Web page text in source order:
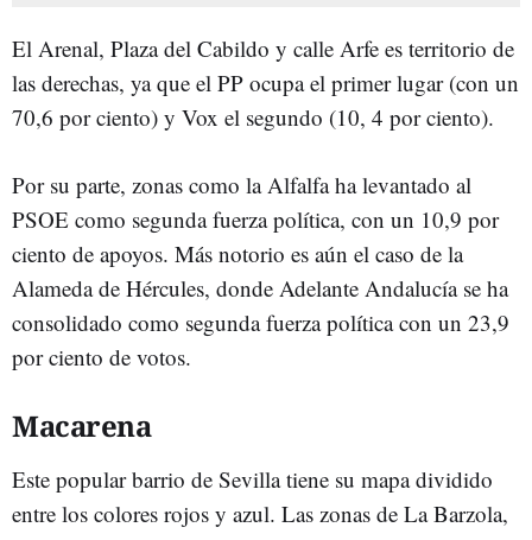
El Arenal, Plaza del Cabildo y calle Arfe es territorio de
las derechas, ya que el PP ocupa el primer lugar (con un
70,6 por ciento) y Vox el segundo (10, 4 por ciento).
Por su parte, zonas como la Alfalfa ha levantado al
PSOE como segunda fuerza política, con un 10,9 por
ciento de apoyos. Más notorio es aún el caso de la
Alameda de Hércules, donde Adelante Andalucía se ha
consolidado como segunda fuerza política con un 23,9
por ciento de votos.
Macarena
Este popular barrio de Sevilla tiene su mapa dividido
entre los colores rojos y azul. Las zonas de La Barzola,